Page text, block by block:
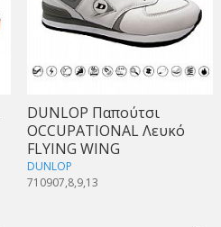
DUNLOP Παπούτσι
OCCUPATIONAL Λευκό
FLYING WING
DUNLOP
710907,8,9,13